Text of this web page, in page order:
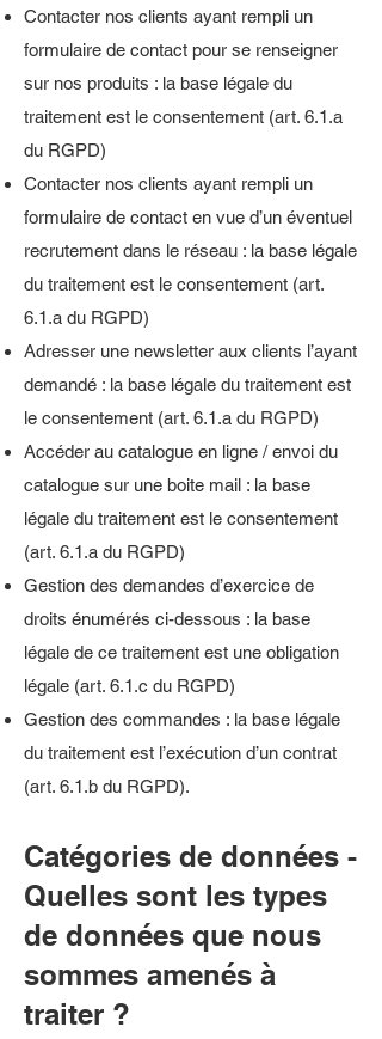
Contacter nos clients ayant rempli un
formulaire de contact pour se renseigner
sur nos produits : la base légale du
traitement est le consentement (art. 6.1.a
du RGPD)
Contacter nos clients ayant rempli un
formulaire de contact en vue d’un éventuel
recrutement dans le réseau : la base légale
du traitement est le consentement (art.
6.1.a du RGPD)
Adresser une newsletter aux clients l’ayant
demandé : la base légale du traitement est
le consentement (art. 6.1.a du RGPD)
Accéder au catalogue en ligne / envoi du
catalogue sur une boite mail : la base
légale du traitement est le consentement
(art. 6.1.a du RGPD)
Gestion des demandes d’exercice de
droits énumérés ci-dessous : la base
légale de ce traitement est une obligation
légale (art. 6.1.c du RGPD)
Gestion des commandes : la base légale
du traitement est l’exécution d’un contrat
(art. 6.1.b du RGPD).
Catégories de données -
Quelles sont les types
de données que nous
sommes amenés à
traiter ?